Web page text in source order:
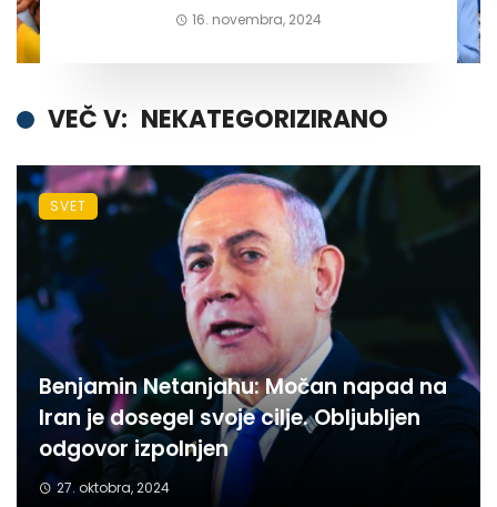
16. novembra, 2024
VEČ V: NEKATEGORIZIRANO
Benjamin Netanjahu: Močan napad na
Iran je dosegel svoje cilje. Obljubljen
odgovor izpolnjen
27. oktobra, 2024
SVET